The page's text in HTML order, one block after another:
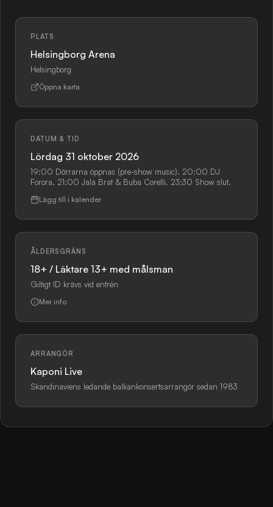
PLATS
Helsingborg Arena
Helsingborg
Öppna karta
DATUM & TID
Lördag 31 oktober 2026
19:00 Dörrarna öppnas (pre-show music). 20:00 DJ
Forora. 21:00 Jala Brat & Buba Corelli. 23:30 Show slut.
Lägg till i kalender
ÅLDERSGRÄNS
18+ / Läktare 13+ med målsman
Giltigt ID krävs vid entrén
Mer info
ARRANGÖR
Kaponi Live
Skandinaviens ledande balkankonsertsarrangör sedan 1983